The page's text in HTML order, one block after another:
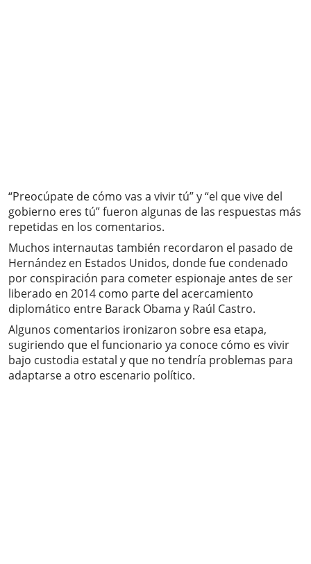
“Preocúpate de cómo vas a vivir tú” y “el que vive del
gobierno eres tú” fueron algunas de las respuestas más
repetidas en los comentarios.
Muchos internautas también recordaron el pasado de
Hernández en Estados Unidos, donde fue condenado
por conspiración para cometer espionaje antes de ser
liberado en 2014 como parte del acercamiento
diplomático entre Barack Obama y Raúl Castro.
Algunos comentarios ironizaron sobre esa etapa,
sugiriendo que el funcionario ya conoce cómo es vivir
bajo custodia estatal y que no tendría problemas para
adaptarse a otro escenario político.